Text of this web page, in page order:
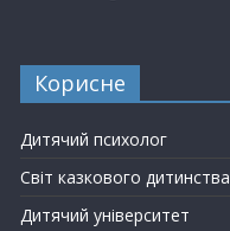
Корисне
Дитячий психолог
Світ казкового дитинства
Дитячий університет